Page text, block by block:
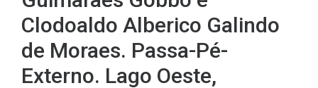
Clodoaldo Alberico Galindo
de Moraes. Passa-Pé-
Externo. Lago Oeste,